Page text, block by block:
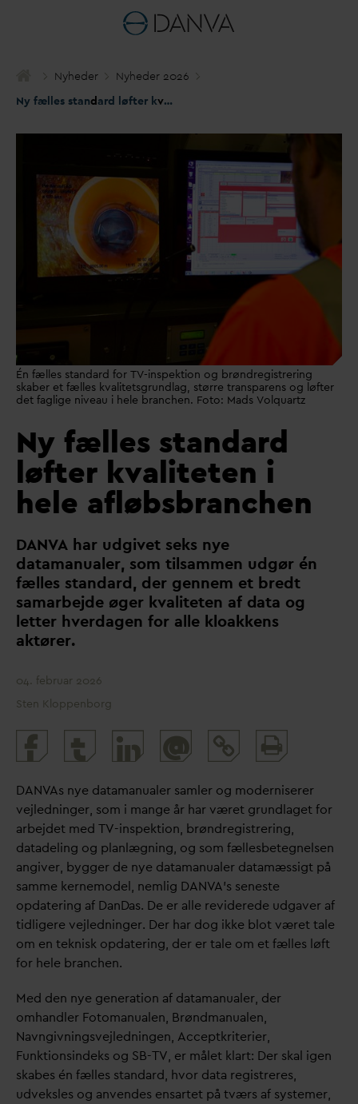
Nyheder
Nyheder 2026
Ny fælles standard løfter kvaliteten i hele afløbsbranchen
Én fælles standard for TV-inspektion og brøndregistrering
skaber et fælles kvalitetsgrundlag, større transparens og løfter
det faglige niveau i hele branchen. Foto: Mads Volquartz
Ny fælles standard
løfter kvaliteten i
hele afløbsbranchen
DANVA har udgivet seks nye
datamanualer, som tilsammen udgør én
fælles standard, der gennem et bredt
samarbejde øger kvaliteten af data og
letter hverdagen for alle kloakkens
aktører.
04. februar 2026
Sten Kloppenborg
@
and
DANVAs nye datamanualer samler og moderniserer
vejledninger, som i mange år har været grundlaget for
arbejdet med TV-inspektion, brøndregistrering,
datadeling og planlægning, og som fællesbetegnelsen
angiver, bygger de nye datamanualer datamæssigt på
samme kernemodel, nemlig DANVA’s seneste
opdatering af DanDas. De er alle reviderede udgaver af
tidligere vejledninger. Der har dog ikke blot været tale
om en teknisk opdatering, der er tale om et fælles løft
for hele branchen.
Med den nye generation af datamanualer, der
omhandler Fotomanualen, Brøndmanualen,
Navngivningsvejledningen, Acceptkriterier,
Funktionsindeks og SB-TV, er målet klart: Der skal igen
skabes én fælles standard, hvor data registreres,
udveksles og anvendes ensartet på tværs af systemer,